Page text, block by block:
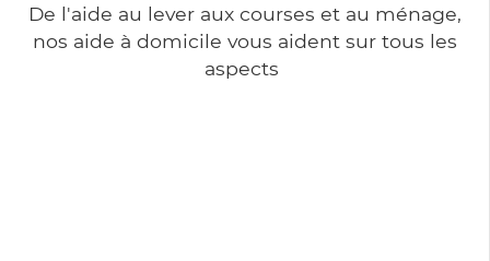
De l'aide au lever aux courses et au ménage,
nos aide à domicile vous aident sur tous les
aspects